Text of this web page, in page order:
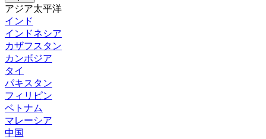
アジア太平洋
インド
インドネシア
カザフスタン
カンボジア
タイ
パキスタン
フィリピン
ベトナム
マレーシア
中国